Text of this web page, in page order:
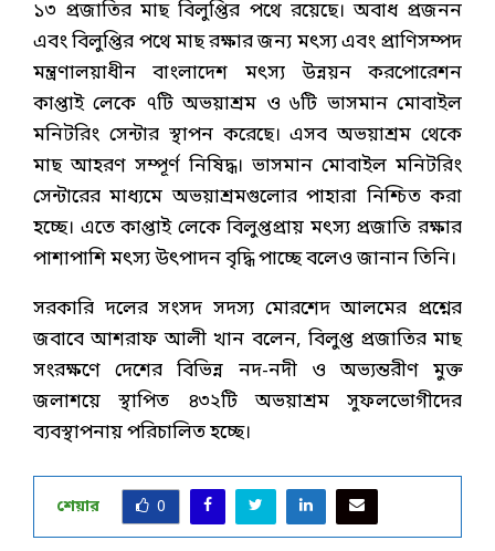
১৩ প্রজাতির মাছ বিলুপ্তির পথে রয়েছে। অবাধ প্রজনন
এবং বিলুপ্তির পথে মাছ রক্ষার জন্য মৎস্য এবং প্রাণিসম্পদ
মন্ত্রণালয়াধীন বাংলাদেশ মৎস্য উন্নয়ন করপোরেশন
কাপ্তাই লেকে ৭টি অভয়াশ্রম ও ৬টি ভাসমান মোবাইল
মনিটরিং সেন্টার স্থাপন করেছে। এসব অভয়াশ্রম থেকে
মাছ আহরণ সম্পূর্ণ নিষিদ্ধ। ভাসমান মোবাইল মনিটরিং
সেন্টারের মাধ্যমে অভয়াশ্রমগুলোর পাহারা নিশ্চিত করা
হচ্ছে। এতে কাপ্তাই লেকে বিলুপ্তপ্রায় মৎস্য প্রজাতি রক্ষার
পাশাপাশি মৎস্য উৎপাদন বৃদ্ধি পাচ্ছে বলেও জানান তিনি।
সরকারি দলের সংসদ সদস্য মোরশেদ আলমের প্রশ্নের
জবাবে আশরাফ আলী খান বলেন, বিলুপ্ত প্রজাতির মাছ
সংরক্ষণে দেশের বিভিন্ন নদ-নদী ও অভ্যন্তরীণ মুক্ত
জলাশয়ে স্থাপিত ৪৩২টি অভয়াশ্রম সুফলভোগীদের
ব্যবস্থাপনায় পরিচালিত হচ্ছে।
শেয়ার 0